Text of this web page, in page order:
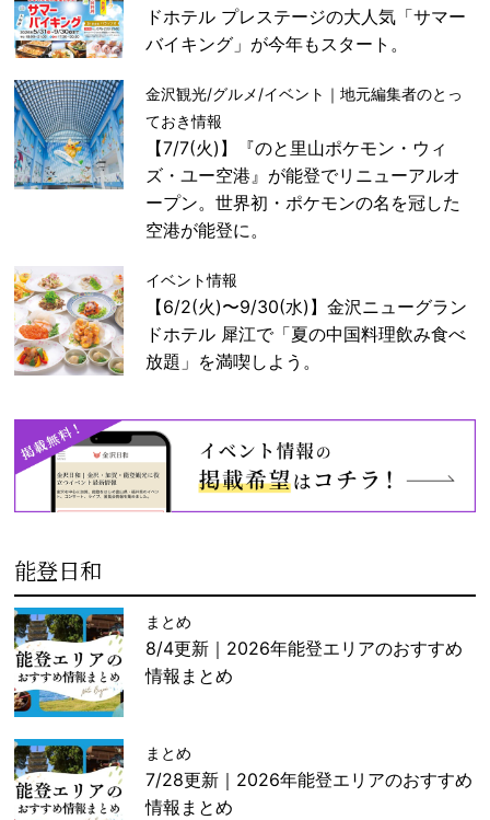
ドホテル プレステージの大人気「サマー
バイキング」が今年もスタート。
金沢観光/グルメ/イベント｜地元編集者のとっ
ておき情報
【7/7(火)】『のと里山ポケモン・ウィ
ズ・ユー空港』が能登でリニューアルオ
ープン。世界初・ポケモンの名を冠した
空港が能登に。
イベント情報
【6/2(火)〜9/30(水)】金沢ニューグラン
ドホテル 犀江で「夏の中国料理飲み食べ
放題」を満喫しよう。
能登日和
まとめ
8/4更新｜2026年能登エリアのおすすめ
情報まとめ
まとめ
7/28更新｜2026年能登エリアのおすすめ
情報まとめ